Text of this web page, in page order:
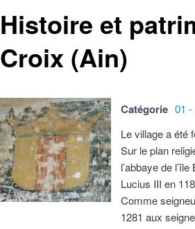
Histoire et
Croix (Ain)
Catégorie 01 -
Le village a été
Sur le plan
l’abbaye de
Lucius III en
Comme
1281 aux